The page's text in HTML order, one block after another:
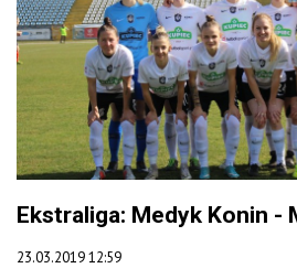
Ekstraliga: Medyk Konin -
23.03.2019 12:59